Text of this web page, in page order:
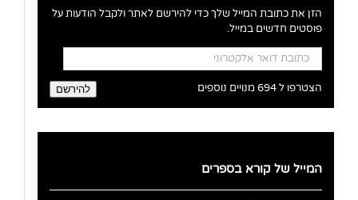
הזן את כתובת המייל שלך כדי להירשם לאתר ולקבל הודעות על
פוסטים חדשים במייל.
כתובת
דואר
אלקטרוני
להירשם הצטרפו ל 694 מנויים נוספים
המייל של קורא בספרים